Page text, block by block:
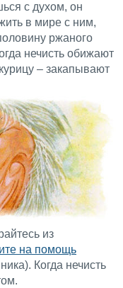
с духом, он
в мире с ним,
ржаного
нечисть обижают
– закапывают
из
на помощь
Когда нечисть